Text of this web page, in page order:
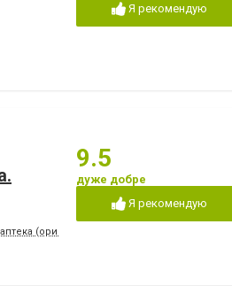
Лікування лазером
Лікування періоститу
Чистка зубів
Я рекомендую
(ориентир - напротив клуба "Коралл")
9.5
дуже добре
Я рекомендую